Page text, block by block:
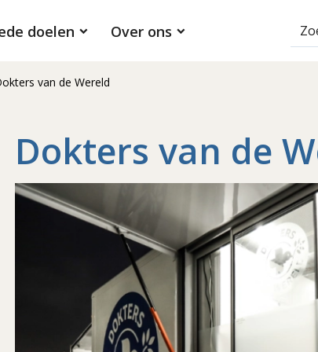
doelen Over ons
van de Wereld
Dokters van de